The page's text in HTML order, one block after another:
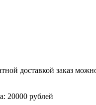
доставкой заказ
20000 рублей